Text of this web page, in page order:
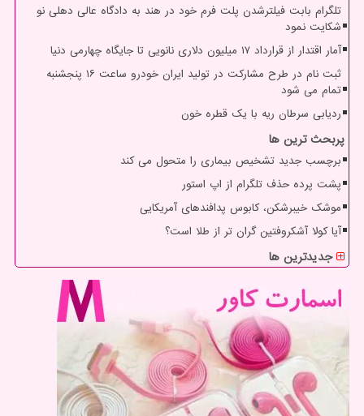
تلگرام بابت فیلترشدن پلت فرم خود در هند به دادگاه عالی دهلی نو
شکایت نمود
آمار اقتدار از قرارداد ۱۷ میلیون دلاری نانویی تا جایگاه چهارمی دنیا
ثبت نام در طرح مشارکت در تولید ایران خودرو ساعت ۱۶ پنجشنبه
تمام می شود
ردیابی سرطان ریه با یک قطره خون
پربحث ترین ها
برچسب جدید تشخیص بیماری را متحول می کند
پشت پرده حذف تلگرام از اپ استور
موشک خیبرشکن، کابوس پدافندهای آمریکایی
آیا کولا آشکروفتین گران تر از طلا است؟
جدیدترین ها